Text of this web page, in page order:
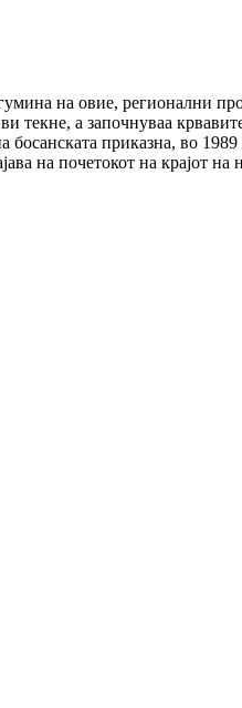
на овие, регионални
а започнуваа
приказна, во
на почетокот на крајот на